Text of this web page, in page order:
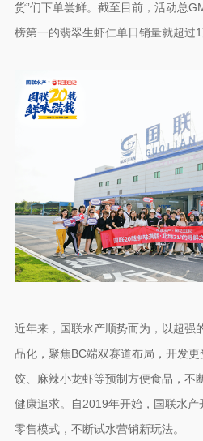
货”们下单尝鲜。截至目前，活动总
榜第一的翡翠生虾仁单日销量就超过1
近年来，国联水产顺势而为，以超强
品化，聚焦BC端双赛道布局，开发
饺、麻辣小龙虾等预制方便食品，不
健康追求。自2019年开始，国联水
零售模式，不断试水营销新玩法。